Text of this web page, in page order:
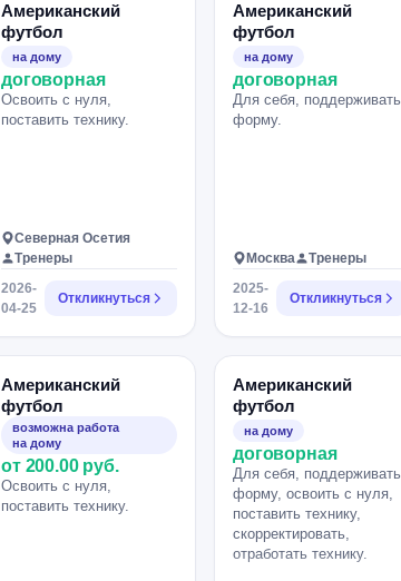
Американский
футбол
на дому
договорная
Освоить с нуля,
поставить технику.
Северная Осетия
Тренеры
2026-
04-25
Откликнуться
Американский
футбол
на дому
договорная
Для себя, поддерживать
форму.
Москва
Тренеры
2025-
12-16
Откликнуться
Американский
футбол
возможна работа
на дому
от 200.00 руб.
Освоить с нуля,
поставить технику.
Американский
футбол
на дому
договорная
Для себя, поддерживать
форму, освоить с нуля,
поставить технику,
скорректировать,
отработать технику.